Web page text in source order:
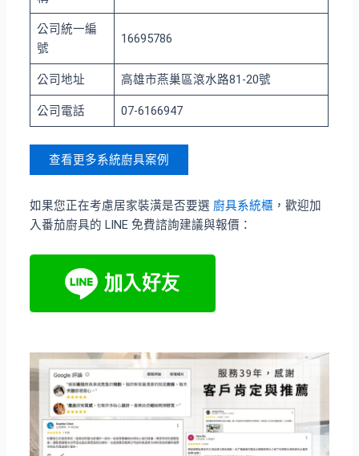
公司統一編
號
16695786
公司地址 高雄市燕巢區滾水路81-20號
公司電話 07-6166947
查看更多系統廚具案例
如果您正在考慮居家裝潢是否要選 廚具系統櫃 ，歡迎加
入番茄廚具的 LINE 免費諮詢建議與報價：